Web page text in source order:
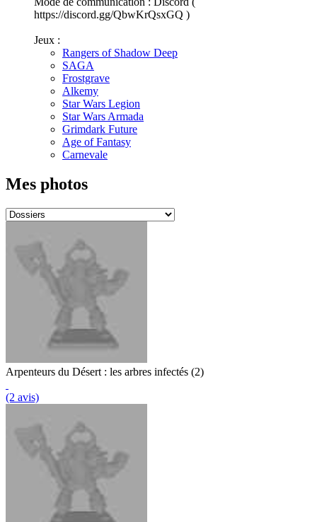
https://discord.gg/QbwKrQsxGQ )
Jeux :
Rangers of Shadow Deep
SAGA
Frostgrave
Alkemy
Star Wars Legion
Star Wars Armada
Grimdark Future
Age of Fantasy
Carnevale
Mes photos
Arpenteurs du Désert : les arbres infectés (2)
(2 avis)